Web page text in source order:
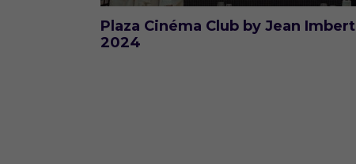
Plaza Cinéma Club by Jean Imbert
2024